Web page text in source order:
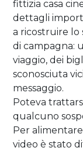
fittizia casa
dettagli
a ricostruire
di campagna:
viaggio, dei
sconosciuta
messaggio.
Poteva
qualcuno
Per alimentare
video è stato